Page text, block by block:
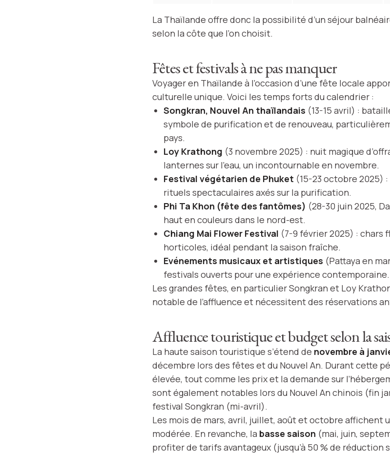
La Thaïlande offre donc la possibilité d’un séjour
selon la côte que l’on choisit.
Fêtes et festivals à ne pas manquer
Voyager en Thaïlande à l’occasion d’une fête locale
culturelle unique. Voici les temps forts du calendrier :
Songkran, Nouvel An thaïlandais (13-15 avril) :
symbole de purification et de renouveau,
pays.
Loy Krathong (3 novembre 2025) : nuit magique
lanternes sur l’eau, un incontournable en novembre.
Festival végétarien de Phuket (15-23 octobre 2025)
rituels spectaculaires axés sur la purification.
Phi Ta Khon (fête des fantômes) (28-30 juin 2025,
haut en couleurs dans le nord-est.
Chiang Mai Flower Festival (7-9 février 2025) : chars
horticoles, idéal pendant la saison fraîche.
Evénements musicaux et artistiques (Pattaya en
festivals ouverts pour une expérience contemporaine.
Les grandes fêtes, en particulier Songkran et Loy
notable de l’affluence et nécessitent des réservations
Affluence touristique et budget selon la
La haute saison touristique s’étend de novembre à
décembre lors des fêtes et du Nouvel An. Durant cette
élevée, tout comme les prix et la demande sur
sont également notables lors du Nouvel An chinois (fin
festival Songkran (mi-avril).
Les mois de mars, avril, juillet, août et octobre affichent
modérée. En revanche, la basse saison (mai, juin,
profiter de tarifs avantageux (jusqu’à 50 % de réduction